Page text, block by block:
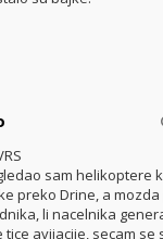
sam helikoptere
preko Drine, a
li nacelnika
tice avijacije, secam se